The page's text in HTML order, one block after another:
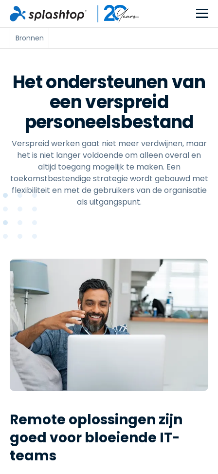
Bronnen
Het ondersteunen van
een verspreid
personeelsbestand
Verspreid werken gaat niet meer verdwijnen, maar
het is niet langer voldoende om alleen overal en
altijd toegang mogelijk te maken. Een
toekomstbestendige strategie wordt gebouwd met
flexibiliteit en met de gebruikers van de organisatie
als uitgangspunt.
Remote oplossingen zijn
goed voor bloeiende IT-
teams